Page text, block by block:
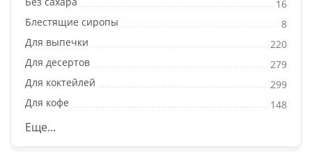
16
Блестящие сиропы
8
Для выпечки
220
Для десертов
279
Для коктейлей
299
Для кофе
148
Еще...